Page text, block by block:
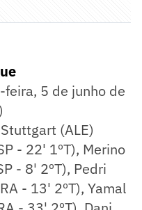
feira, 5 de junho de
(ALE)
- 22' 1ºT), Merino
- 8' 2ºT), Pedri
- 13' 2ºT), Yamal